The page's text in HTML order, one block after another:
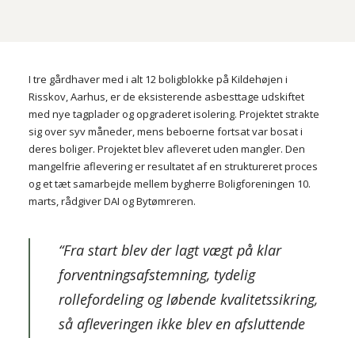
+45 86 13 38 11
I tre gårdhaver med i alt 12 boligblokke på Kildehøjen i
Risskov, Aarhus, er de eksisterende asbesttage udskiftet
med nye tagplader og opgraderet isolering. Projektet strakte
sig over syv måneder, mens beboerne fortsat var bosat i
deres boliger. Projektet blev afleveret uden mangler. Den
mangelfrie aflevering er resultatet af en struktureret proces
og et tæt samarbejde mellem bygherre Boligforeningen 10.
marts, rådgiver DAI og Bytømreren.
“Fra start blev der lagt vægt på klar
forventningsafstemning, tydelig
rollefordeling og løbende kvalitetssikring,
så afleveringen ikke blev en afsluttende